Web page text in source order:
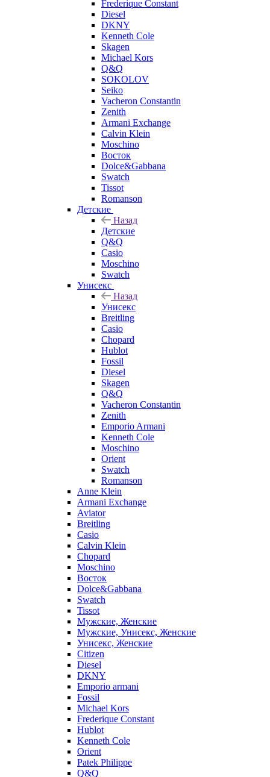
Frederique Constant
Diesel
DKNY
Kenneth Cole
Skagen
Michael Kors
Q&Q
SOKOLOV
Seiko
Vacheron Constantin
Zenith
Armani Exchange
Calvin Klein
Moschino
Восток
Dolce&Gabbana
Swatch
Tissot
Romanson
Детские
Назад
Детские
Q&Q
Casio
Moschino
Swatch
Унисекс
Назад
Унисекс
Breitling
Casio
Chopard
Hublot
Fossil
Diesel
Skagen
Q&Q
Vacheron Constantin
Zenith
Emporio Armani
Kenneth Cole
Moschino
Orient
Swatch
Romanson
Anne Klein
Armani Exchange
Aviator
Breitling
Casio
Calvin Klein
Chopard
Moschino
Восток
Dolce&Gabbana
Swatch
Tissot
Мужские, Женские
Мужские, Унисекс, Женские
Унисекс, Женские
Citizen
Diesel
DKNY
Emporio armani
Fossil
Michael Kors
Frederique Constant
Hublot
Kenneth Cole
Orient
Patek Philippe
Q&Q